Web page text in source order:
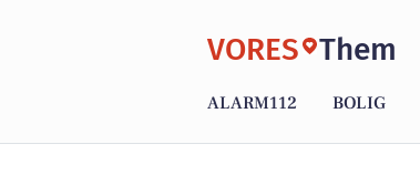
VORES Them
ALARM112 BOLIG